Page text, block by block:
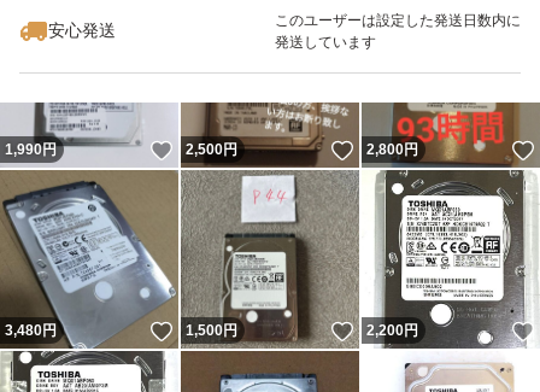
安心発送
このユーザーは設定した発送日数内に
発送しています
1,990円 いいね！
2,500円 いいね！
2,800円
3,480円 いいね！
1,500円 いいね！
2,200円